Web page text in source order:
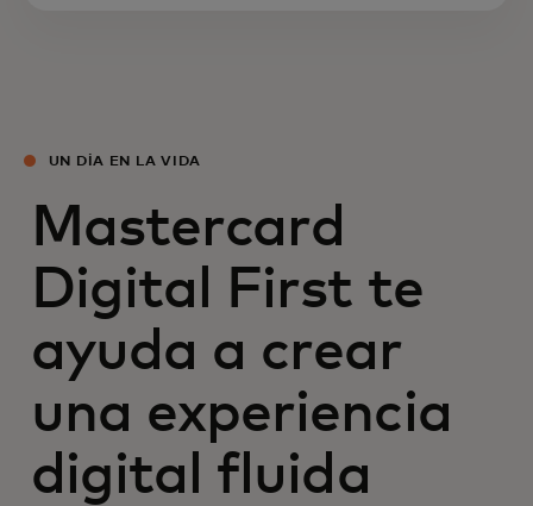
UN DÍA EN LA VIDA
Mastercard
Digital First te
ayuda a crear
una experiencia
digital fluida